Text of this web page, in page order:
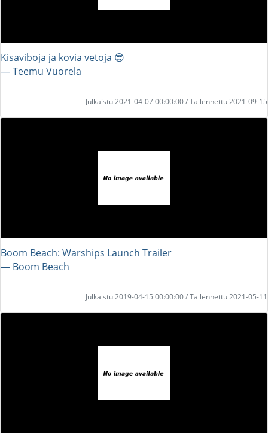
Kisaviboja ja kovia vetoja 😎
― Teemu Vuorela
Julkaistu 2021-04-07 00:00:00 / Tallennettu 2021-09-15
Boom Beach: Warships Launch Trailer
― Boom Beach
Julkaistu 2019-04-15 00:00:00 / Tallennettu 2021-05-11